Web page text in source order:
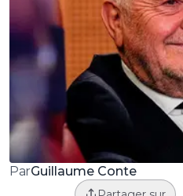
ParGuillaume Conte